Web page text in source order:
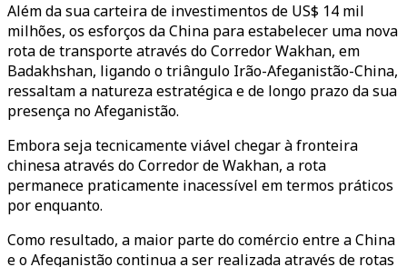
Além da sua carteira de investimentos de US$ 14 mil
milhões, os esforços da China para estabelecer uma nova
rota de transporte através do Corredor Wakhan, em
Badakhshan, ligando o triângulo Irão-Afeganistão-China,
ressaltam a natureza estratégica e de longo prazo da sua
presença no Afeganistão.
Embora seja tecnicamente viável chegar à fronteira
chinesa através do Corredor de Wakhan, a rota
permanece praticamente inacessível em termos práticos
por enquanto.
Como resultado, a maior parte do comércio entre a China
e o Afeganistão continua a ser realizada através de rotas